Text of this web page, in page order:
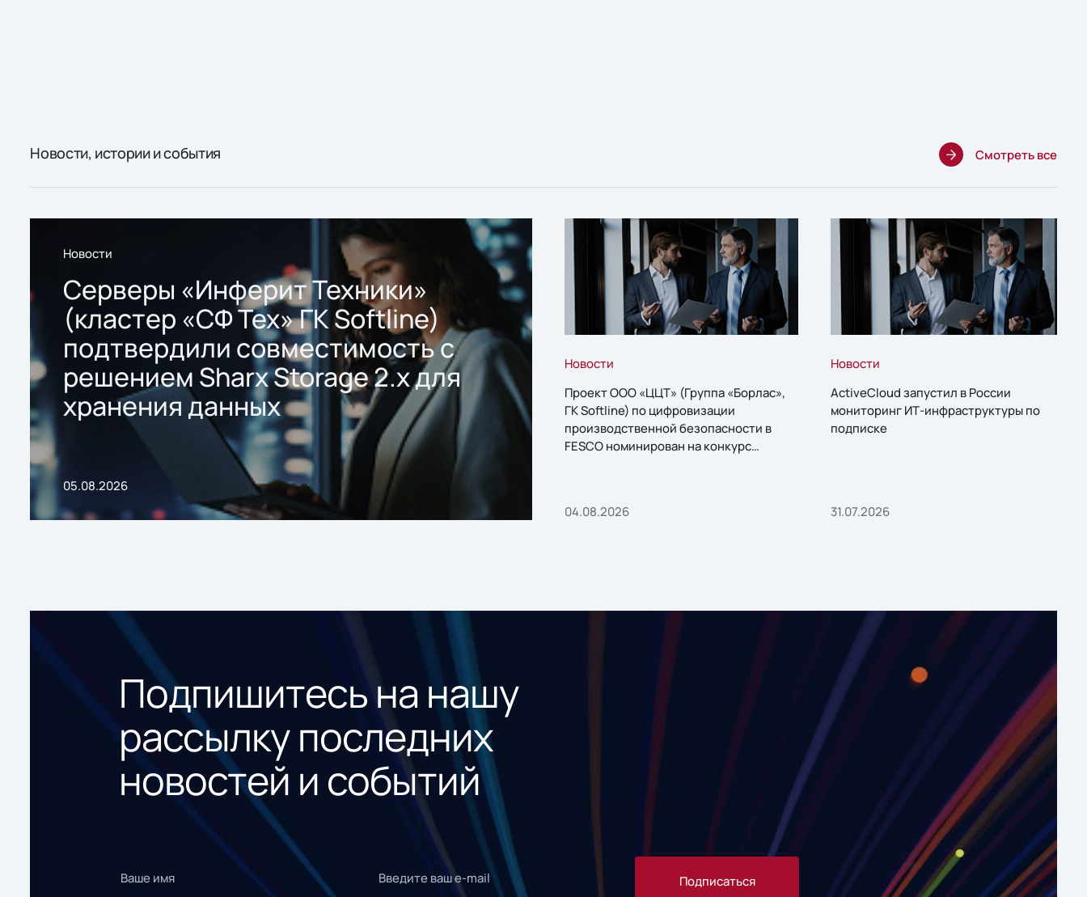
Новости, истории и события Смотреть все
Новости
Серверы «Инферит Техники»
(кластер «СФ Тех» ГК Softline)
подтвердили совместимость с
решением Sharx Storage 2.x для
хранения данных
05.08.2026
Новости
Проект ООО «ЦЦТ» (Группа «Борлас»,
ГК Softline) по цифровизации
производственной безопасности в
FESCO номинирован на конкурс
04.08.2026
Новости
ActiveCloud запустил в России
мониторинг ИТ-инфраструктуры по
подписке
31.07.2026
Подпишитесь на нашу
рассылку последних
новостей и событий
Подписаться